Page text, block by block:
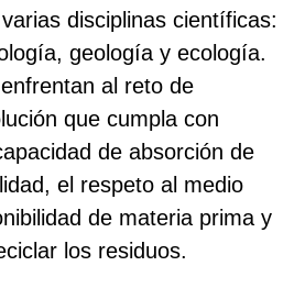
disciplinas científicas:
geología y ecología.
al reto de
que cumpla con
de absorción de
el respeto al medio
de materia prima y
los residuos.